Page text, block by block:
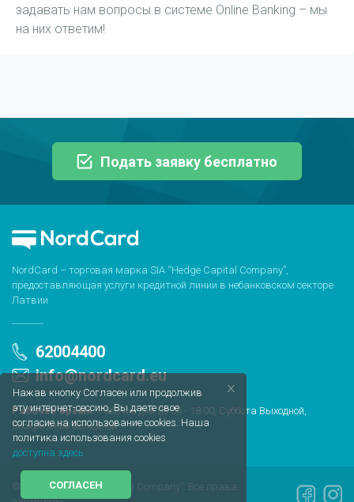
Нажав кнопку Согласен или продолжив
эту интернет-сессию, Вы даете свое
согласие на использование cookies. Наша
политика использования cookies
доступна здесь
СОГЛАСЕН
задавать нам вопросы в системе Online Banking – мы
на них ответим!
Подать заявку бесплатно
NordCard – торговая марка SIA “Hedge Capital Company”,
предоставляющая услуги кредитной линии в небанковском секторе
Латвии
62004400
info@nordcard.eu
Рабочее время:Рабочие дни 09:00 - 18:00, Суббота Выходной,
Воскресенье Выходной
© 2020 SIA “Hedge Capital Company”. Все права